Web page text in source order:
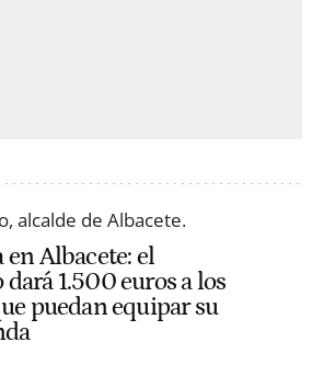
Albacete: el
1.500 euros a los
puedan equipar su